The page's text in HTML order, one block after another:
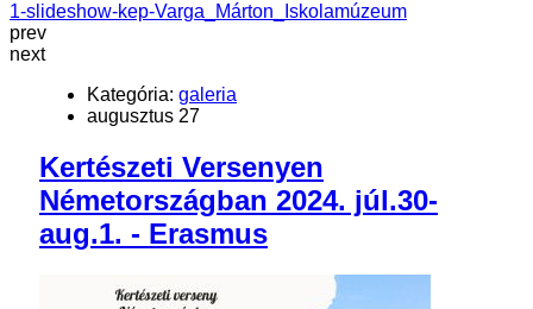
1-slideshow-kep-Varga_Márton_Iskolamúzeum
prev
next
Kategória: galeria
augusztus 27
Kertészeti Versenyen
Németországban 2024. júl.30-
aug.1. - Erasmus